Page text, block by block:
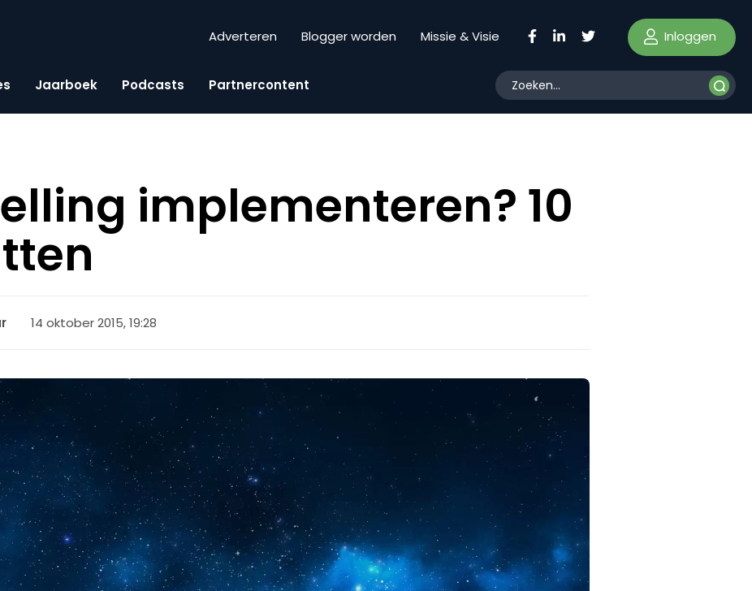
Adverteren Blogger worden Missie & Visie Inloggen
Jaarboek Podcasts Partnercontent
implementeren? 10
14 oktober 2015, 19:28